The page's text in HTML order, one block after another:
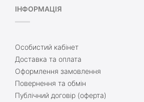
ІНФОРМАЦІЯ
Особистий кабінет
Доставка та оплата
Оформлення замовлення
Повернення та обмін
Публічний договір (оферта)